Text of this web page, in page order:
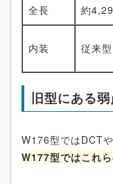
全長 約
内装 従来
旧型にある
W176型ではDCT
W177型ではこれ